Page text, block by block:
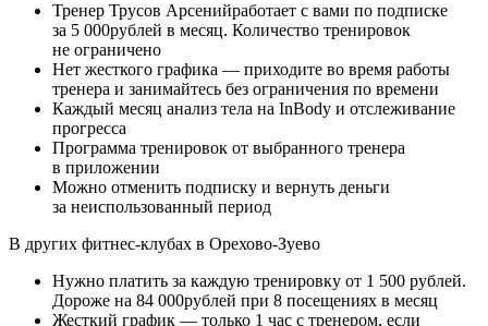
Тренер Трусов Арсенийработает с вами по подписке
за 5 000рублей в месяц. Количество тренировок
не ограничено
Нет жесткого графика — приходите во время работы
тренера и занимайтесь без ограничения по времени
Каждый месяц анализ тела на InBody и отслеживание
прогресса
Программа тренировок от выбранного тренера
в приложении
Можно отменить подписку и вернуть деньги
за неиспользованный период
В других фитнес-клубах в Орехово-Зуево
Нужно платить за каждую тренировку от 1 500 рублей.
Дороже на 84 000рублей при 8 посещениях в месяц
Жесткий график — только 1 час с тренером, если